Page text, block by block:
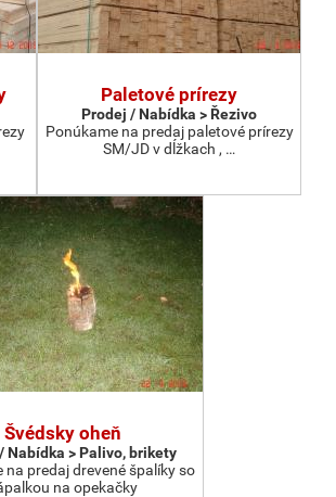
Paletové prírezy
Prodej / Nabídka > Řezivo
Ponúkame na predaj paletové prírezy
SM/JD v dĺžkach , …
Švédsky oheň
Nabídka > Palivo, brikety
na predaj drevené špalíky so
na opekačky